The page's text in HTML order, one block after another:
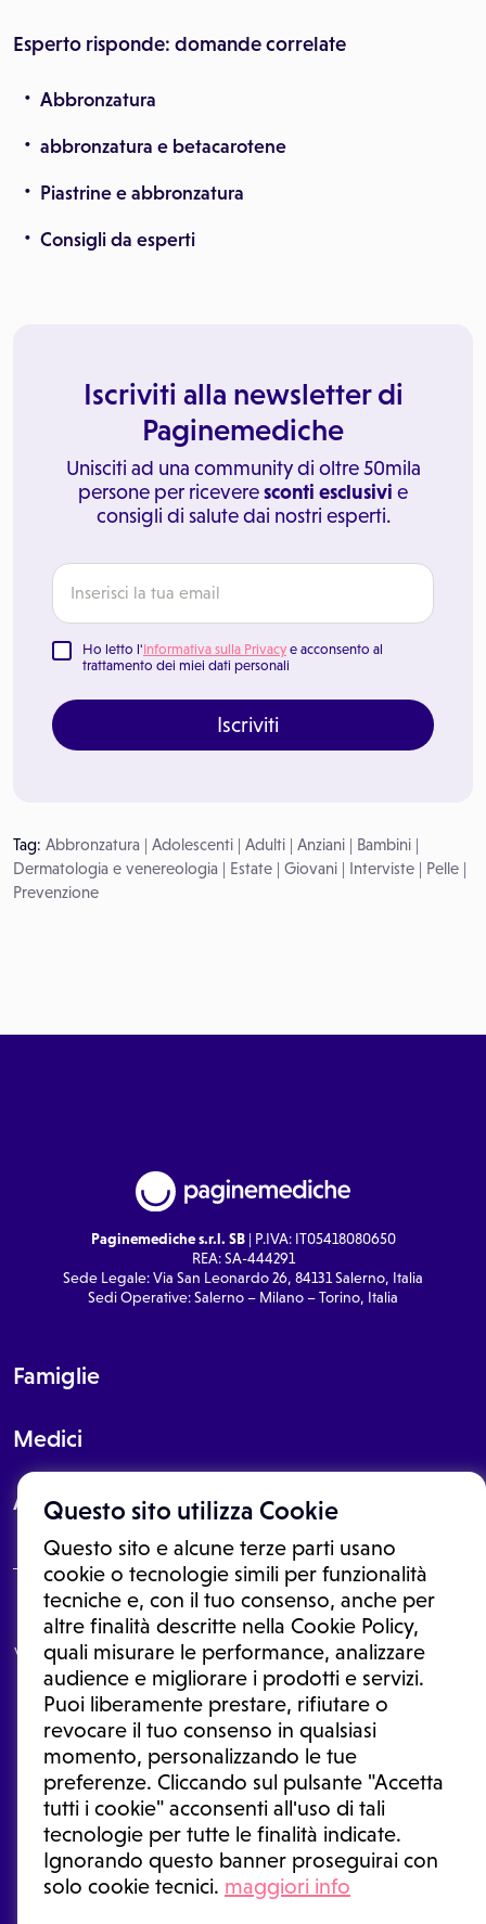
Questo sito utilizza Cookie
Questo sito e alcune terze parti usano
cookie o tecnologie simili per funzionalità
tecniche e, con il tuo consenso, anche per
altre finalità descritte nella Cookie Policy,
quali misurare le performance, analizzare
audience e migliorare i prodotti e servizi.
Puoi liberamente prestare, rifiutare o
revocare il tuo consenso in qualsiasi
momento, personalizzando le tue
preferenze. Cliccando sul pulsante "Accetta
tutti i cookie" acconsenti all'uso di tali
tecnologie per tutte le finalità indicate.
Ignorando questo banner proseguirai con
solo cookie tecnici. maggiori info
Esperto risponde: domande correlate
Abbronzatura
abbronzatura e betacarotene
Piastrine e abbronzatura
Consigli da esperti
Iscriviti alla newsletter di
Paginemediche
Unisciti ad una community di oltre 50mila
persone per riceveresconti esclusivi e
consigli di salute dai nostri esperti.
Ho letto l'Informativa sulla Privacy e acconsento al
trattamento dei miei dati personali
Iscriviti
Tag: Abbronzatura | Adolescenti | Adulti | Anziani | Bambini |
Dermatologia e venereologia | Estate | Giovani | Interviste | Pelle |
Prevenzione
Paginemediche s.r.l. SB| P.IVA: IT05418080650
REA: SA-444291
Sede Legale: Via San Leonardo 26, 84131 Salerno, Italia
Sedi Operative: Salerno – Milano – Torino, Italia
Famiglie
Medici
About
Le informazioni proposte in questo sito non sono un consulto medico.
In nessun caso, queste informazioni sostituiscono un consulto, una
visita o una diagnosi formulata dal medico. Non si devono considerare
le informazioni disponibili come suggerimenti per la formulazione di
una diagnosi, la determinazione di un trattamento o l'assunzione o
sospensione di un farmaco senza prima consultare un medico di
medicina generale o uno specialista.
Condizioni di utilizzo|Privacy Policy |Gestione cookie
Ⓒ 2026 | Tutti i diritti riservati.